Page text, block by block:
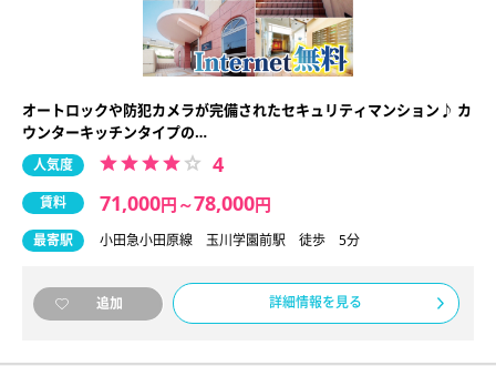
オートロックや防犯カメラが完備されたセキュリティマンション♪ カ
ウンターキッチンタイプの…
人気度 4
賃料 71,000円 ～78,000円
最寄駅 小田急小田原線 玉川学園前駅 徒歩 5分
追加 詳細情報を見る